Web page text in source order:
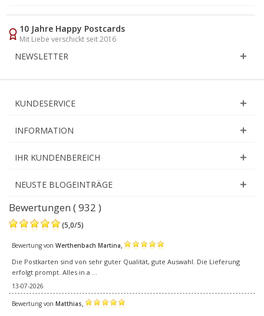
10 Jahre Happy Postcards
Mit Liebe verschickt seit 2016
NEWSLETTER
KUNDESERVICE
INFORMATION
IHR KUNDENBEREICH
NEUSTE BLOGEINTRÄGE
Bewertungen ( 932 )
(5,0/5)
Bewertung von Werthenbach Martina,
Die Postkarten sind von sehr guter Qualität, gute Auswahl. Die Lieferung
erfolgt prompt. Alles in a ...
13-07-2026
Bewertung von Matthias,